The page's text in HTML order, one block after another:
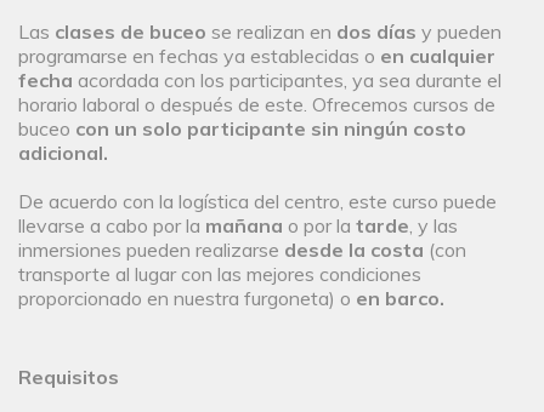
Las clases de buceo se realizan en dos días y pueden
programarse en fechas ya establecidas o en cualquier
fecha acordada con los participantes, ya sea durante el
horario laboral o después de este. Ofrecemos cursos de
buceo con un solo participante sin ningún costo
adicional.
De acuerdo con la logística del centro, este curso puede
llevarse a cabo por la mañana o por la tarde, y las
inmersiones pueden realizarse desde la costa (con
transporte al lugar con las mejores condiciones
proporcionado en nuestra furgoneta) o en barco.
Requisitos